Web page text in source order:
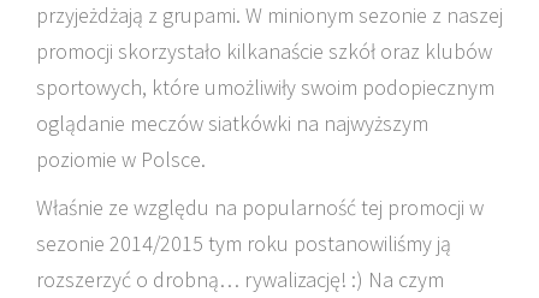
przyjeżdżają z grupami. W minionym sezonie z naszej
promocji skorzystało kilkanaście szkół oraz klubów
sportowych, które umożliwiły swoim podopiecznym
oglądanie meczów siatkówki na najwyższym
poziomie w Polsce.
Właśnie ze względu na popularność tej promocji w
sezonie 2014/2015 tym roku postanowiliśmy ją
rozszerzyć o drobną… rywalizację! :) Na czym